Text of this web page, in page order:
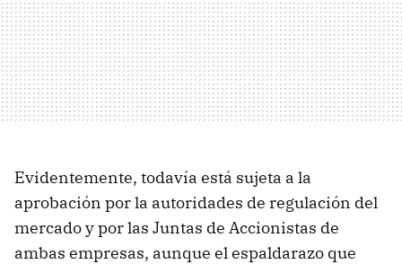
Evidentemente, todavía está sujeta a la
aprobación por la autoridades de regulación del
mercado y por las Juntas de Accionistas de
ambas empresas, aunque el espaldarazo que